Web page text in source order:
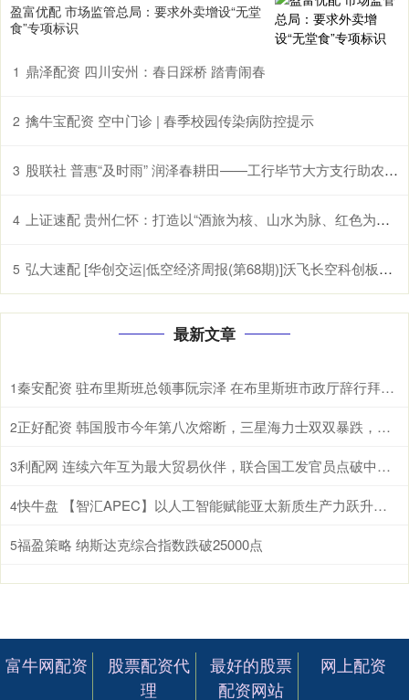
盈富优配 市场监管总局：要求外卖增设“无堂
食”专项标识
1 鼎泽配资 四川安州：春日踩桥 踏青闹春
2 擒牛宝配资 空中门诊 | 春季校园传染病防控提示
3 股联社 普惠“及时雨” 润泽春耕田——工行毕节大方支行助农企解困获赠锦旗
4 上证速配 贵州仁怀：打造以“酒旅为核、山水为脉、红色为魂”的国际山地度假目的地
5 弘大速配 [华创交运|低空经济周报(第68期)]沃飞长空科创板上市辅导已备案, 头部eVTOL企业正加速获市场认可
最新文章
1 秦安配资 驻布里斯班总领事阮宗泽 在布里斯班市政厅辞行拜会市长施林纳。施林纳市
2 正好配资 韩国股市今年第八次熔断，三星海力士双双暴跌，AI泡沫开始破了？ 根据
3 利配网 连续六年互为最大贸易伙伴，联合国工发官员点破中国东盟合作密码 据新华
4 快牛盘 【智汇APEC】以人工智能赋能亚太新质生产力跃升和包容性增长
5福盈策略 纳斯达克综合指数跌破25000点
富牛网配资
股票配资代
理
最好的股票
配资网站
网上配资